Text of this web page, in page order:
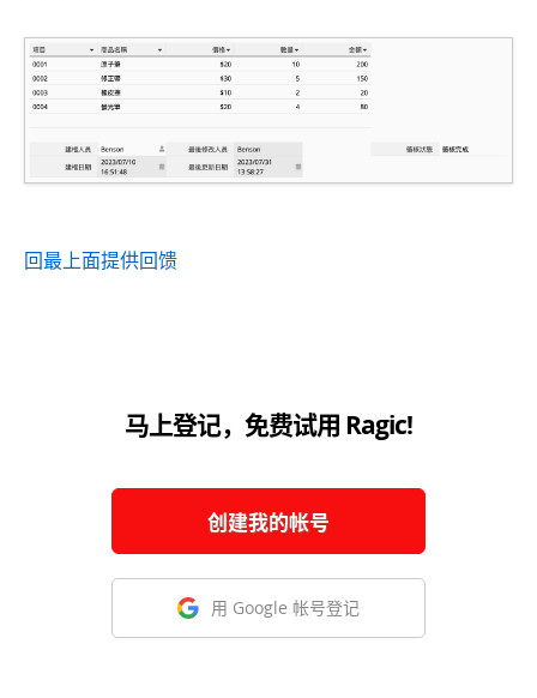
回最上面提供回馈
马上登记，免费试用 Ragic!
创建我的帐号
用 Google 帐号登记